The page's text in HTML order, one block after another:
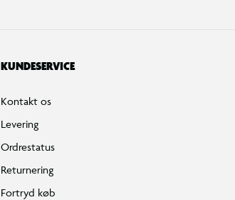
KUNDESERVICE
Kontakt os
Levering
Ordrestatus
Returnering
Fortryd køb